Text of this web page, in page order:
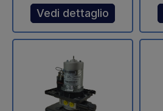
Vedi dettaglio